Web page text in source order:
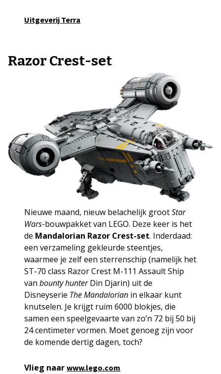
Uitgeverij Terra
Razor Crest-set
Nieuwe maand, nieuw belachelijk grootStar
Wars-bouwpakket van LEGO. Deze keer is het
de Mandalorian Razor Crest-set. Inderdaad:
een verzameling gekleurde steentjes,
waarmee je zelf een sterrenschip (namelijk het
ST-70 class Razor Crest M-111 Assault Ship
vanbounty hunterDin Djarin) uit de
Disneyserie The Mandalorian in elkaar kunt
knutselen. Je krijgt ruim 6000 blokjes, die
samen een speelgevaarte van zo’n 72 bij 50 bij
24 centimeter vormen. Moet genoeg zijn voor
de komende dertig dagen, toch?
Vlieg naarwww.lego.com